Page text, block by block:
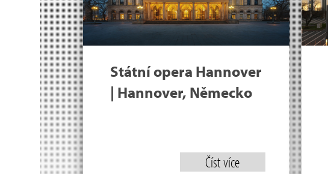
Státní opera Hannover
| Hannover, Německo
Číst více